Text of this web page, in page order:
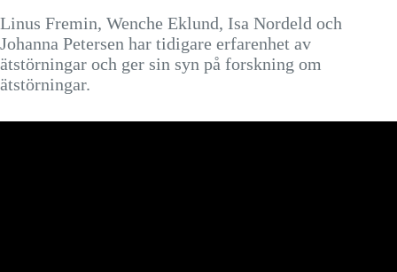
Linus Fremin, Wenche Eklund, Isa Nordeld och
Johanna Petersen har tidigare erfarenhet av
ätstörningar och ger sin syn på forskning om
ätstörningar.